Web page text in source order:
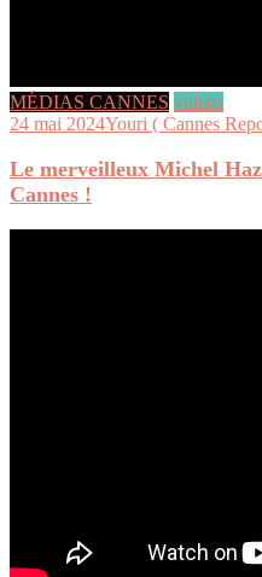
MÉDIAS CANNES videos
24 mai 2024Youri ( Cannes
Le merveilleux Michel
Cannes !